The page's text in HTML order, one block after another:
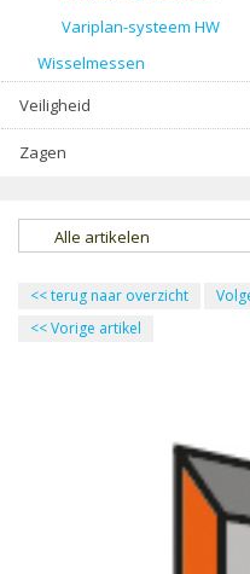
Variplan-systeem HW
Wisselmessen
Veiligheid
Zagen
Alle artikelen
<<terug naar overzicht
<<Vorige artikel